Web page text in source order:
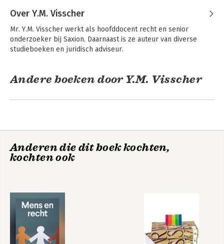
Mens en Recht Mens en Recht
Bekijk alle boeken
Over Y.M. Visscher
Mr. Y.M. Visscher werkt als hoofddocent recht en senior
onderzoeker bij Saxion. Daarnaast is ze auteur van diverse
studieboeken en juridisch adviseur.
Andere boeken door Y.M. Visscher
Praktisch
Bestuursrecht
Staatsrecht
Anderen die dit boek kochten,
kochten ook